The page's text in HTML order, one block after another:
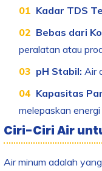
Kadar TDS
Bebas dari
peralatan atau
pH Stabil: Air
Kapasitas
melepaskan
Ciri-Ciri Air
Air minum adalah